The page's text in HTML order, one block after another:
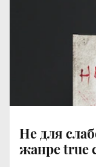
Не для
жанре true